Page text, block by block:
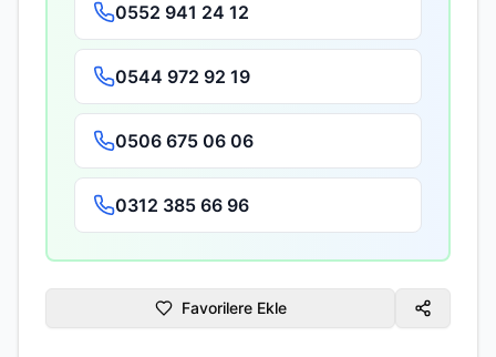
0552 941 24 12
0544 972 92 19
0506 675 06 06
0312 385 66 96
Favorilere Ekle